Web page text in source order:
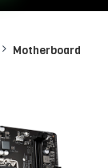
Motherboard